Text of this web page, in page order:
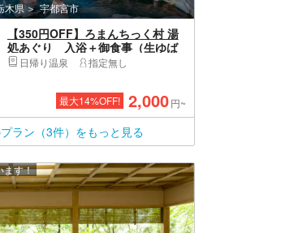
木県 宇都宮市
【350円OFF】ろまんちっく村 湯
処あぐり 入浴＋御食事（生ゆば
弁当orゆめポーク とんかつ膳）
日帰り温泉 指定無し
最大14%OFF! 2,000円~
ラン（3件）をもっと見る
ます！